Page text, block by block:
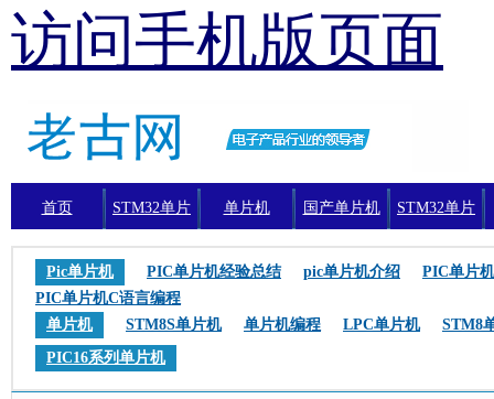
访问手机版页面
首页 STM32单片 单片机 国产单片机 STM32单片
Pic单片机
PIC单片机经验总结 pic单片机介绍
PIC单片
PIC单片机C语言编程
单片机
STM8S单片机 单片机编程 LPC单片机
STM8
PIC16系列单片机